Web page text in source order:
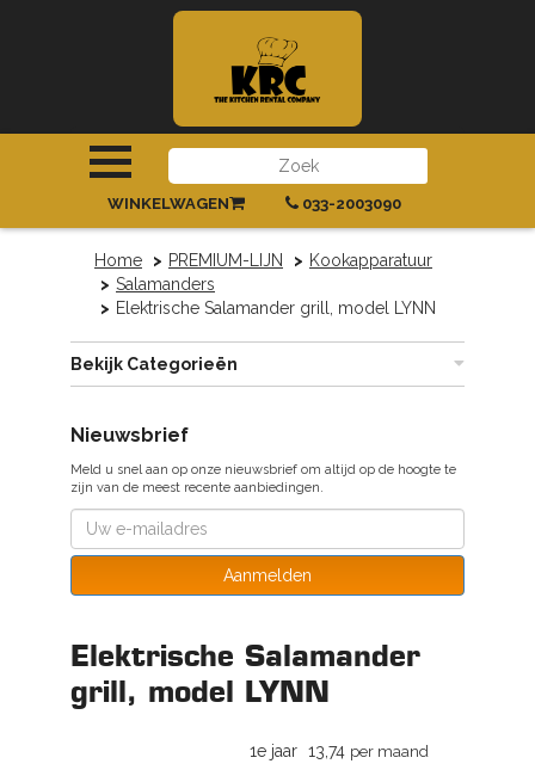
INLOGGEN|REGISTREREN
033-2003090
WINKELWAGEN
Home PREMIUM-LIJN
Kookapparatuur
Salamanders
Elektrische Salamander grill, model LYNN
Bekijk Categorieën
Nieuwsbrief
Meld u snel aan op onze nieuwsbrief om altijd op de hoogte te
zijn van de meest recente aanbiedingen.
Aanmelden
Elektrische Salamander
grill, model LYNN
1e jaar 13,74 per maand